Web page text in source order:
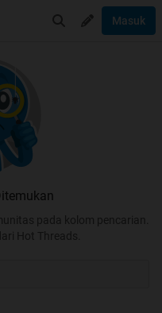
Masuk
pada kolom pencarian.
Hot Threads.